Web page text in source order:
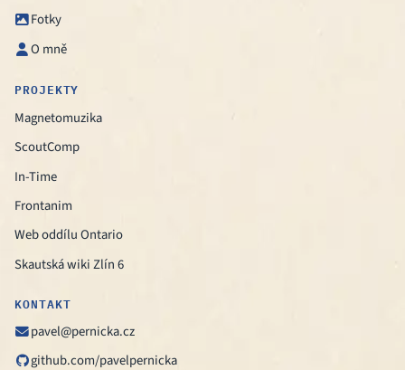
 Fotky
 O mně
PROJEKTY
Magnetomuzika
ScoutComp
In-Time
Frontanim
Web oddílu Ontario
Skautská wiki Zlín 6
KONTAKT
 pavel@pernicka.cz
github.com/pavelpernicka